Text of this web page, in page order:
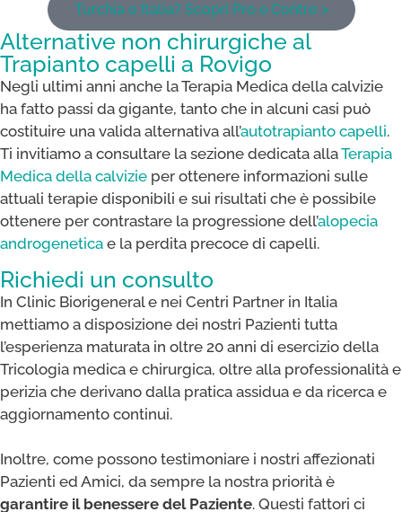
Turchia o Italia? Scopri Pro e Contro >
Alternative non chirurgiche al
Trapianto capelli a Rovigo
Negli ultimi anni anche la Terapia Medica della calvizie
ha fatto passi da gigante, tanto che in alcuni casi può
costituire una valida alternativa all’autotrapianto capelli.
Ti invitiamo a consultare la sezione dedicata allaTerapia
Medica della calvizie per ottenere informazioni sulle
attuali terapie disponibili e sui risultati che è possibile
ottenere per contrastare la progressione dell’alopecia
androgenetica e la perdita precoce di capelli.
Richiedi un consulto
In Clinic Biorigeneral e nei Centri Partner in Italia
mettiamo a disposizione dei nostri Pazienti tutta
l’esperienza maturata in oltre 20 anni di esercizio della
Tricologia medica e chirurgica, oltre alla professionalità e
perizia che derivano dalla pratica assidua e da ricerca e
aggiornamento continui.
Inoltre, come possono testimoniare i nostri affezionati
Pazienti ed Amici, da sempre la nostra priorità è
garantire il benessere del Paziente. Questi fattori ci